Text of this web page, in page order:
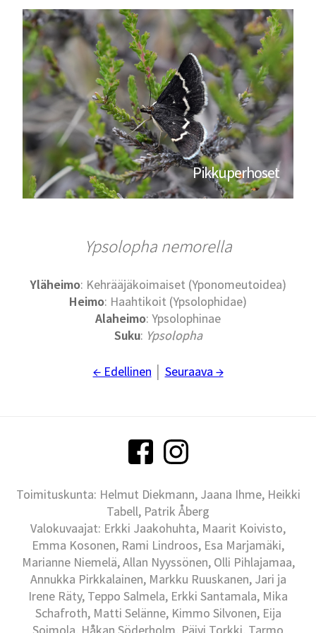
Pikkuperhoset
Ypsolopha nemorella
Yläheimo: Kehrääjäkoimaiset (Yponomeutoidea)
Heimo: Haahtikoit (Ypsolophidae)
Alaheimo: Ypsolophinae
Suku: Ypsolopha
← Edellinen Seuraava →
Toimituskunta: Helmut Diekmann, Jaana Ihme, Heikki
Tabell, Patrik Åberg
Valokuvaajat: Erkki Jaakohuhta, Maarit Koivisto,
Emma Kosonen, Rami Lindroos, Esa Marjamäki,
Marianne Niemelä, Allan Nyyssönen, Olli Pihlajamaa,
Annukka Pirkkalainen, Markku Ruuskanen, Jari ja
Irene Räty, Teppo Salmela, Erkki Santamala, Mika
Schafroth, Matti Selänne, Kimmo Silvonen, Eija